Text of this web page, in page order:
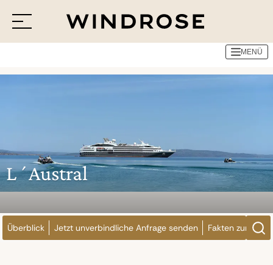
Reiseziele
Jetzt Anfrage senden
MENÜ
Reedereien Ponant L´Austral
L´Austral
Überblick Jetzt unverbindliche Anfrage senden Fakten zum